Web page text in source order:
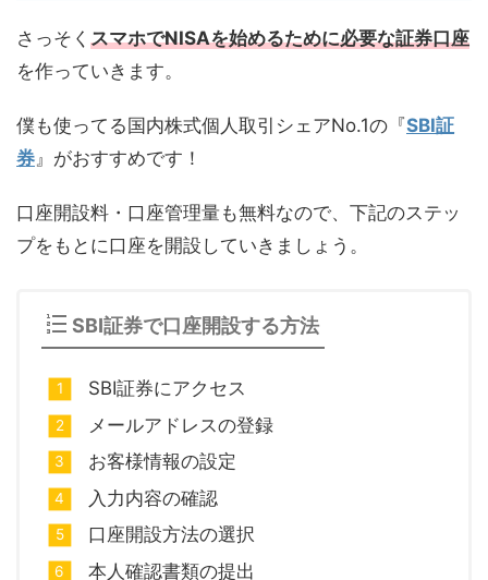
さっそく スマホでNISAを始めるために必要な証券口座
を作っていきます。
僕も使ってる国内株式個人取引シェアNo.1の『SBI証
券 』がおすすめです！
口座開設料・口座管理量も無料なので、下記のステッ
プをもとに口座を開設していきましょう。
SBI証券で口座開設する方法
SBI証券にアクセス
メールアドレスの登録
お客様情報の設定
入力内容の確認
口座開設方法の選択
本人確認書類の提出